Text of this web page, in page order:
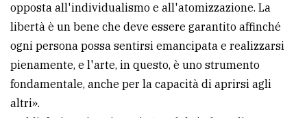
opposta all'individualismo e all'atomizzazione. La
libertà è un bene che deve essere garantito affinché
ogni persona possa sentirsi emancipata e realizzarsi
pienamente, e l'arte, in questo, è uno strumento
fondamentale, anche per la capacità di aprirsi agli
altri».